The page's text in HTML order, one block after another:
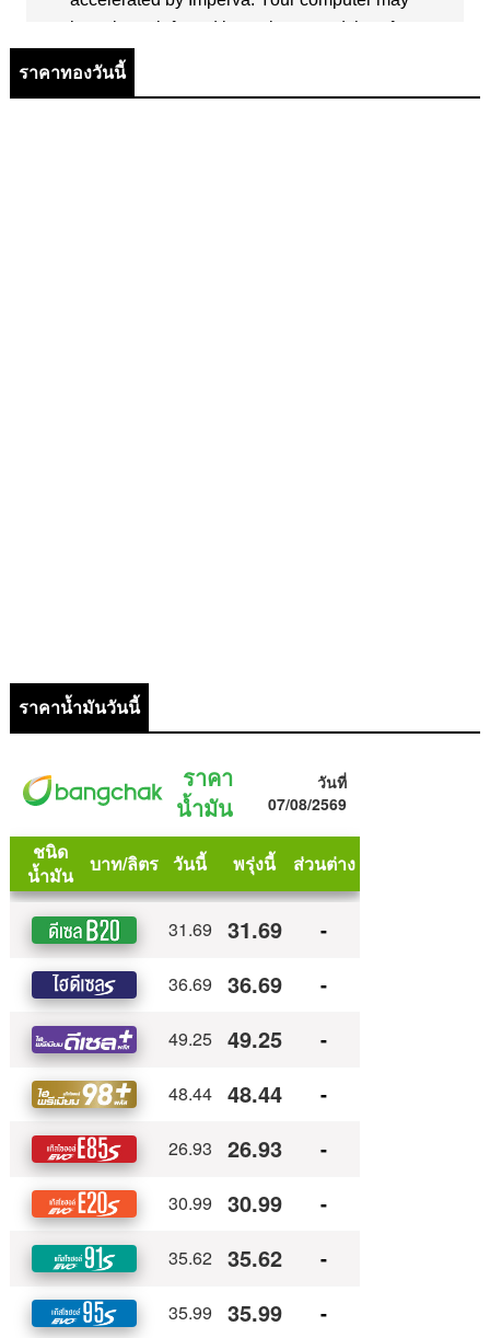
ราคาทองวันนี้
ราคาน้ำมันวันนี้